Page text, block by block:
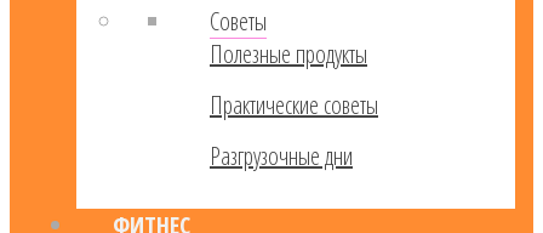
Советы
Полезные продукты
Практические советы
Разгрузочные дни
ФИТНЕС